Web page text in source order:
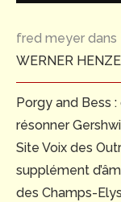
fred meyer dans
WERNER HENZE
Porgy and Bess
résonner
Site Voix des
supplément
des Champs-